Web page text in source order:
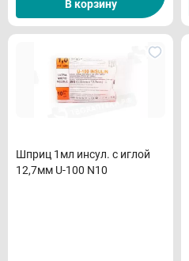
В корзину
Шприц 1мл инсул. с иглой
12,7мм U-100 N10